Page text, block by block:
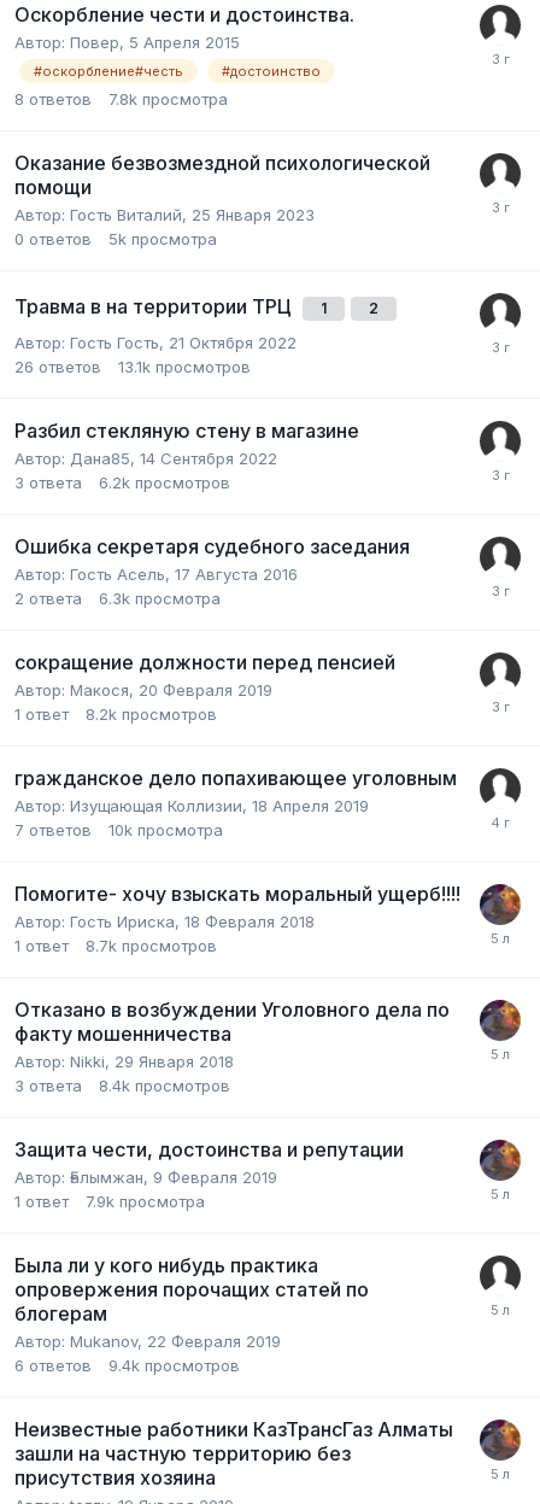
Оскорбление чести и достоинства.
Автор: Повер, 5 Апреля 2015
#оскорбление#честь #достоинство
8 ответов 7.8k просмотра
Оказание безвозмездной психологической
помощи
Автор: Гость Виталий, 25 Января 2023
0 ответов 5k просмотра
Травма в на территории ТРЦ 1 2
Автор: Гость Гость, 21 Октября 2022
26 ответов 13.1k просмотров
Разбил стекляную стену в магазине
Автор: Дана85, 14 Сентября 2022
3 ответа 6.2k просмотров
Ошибка секретаря судебного заседания
Автор: Гость Асель, 17 Августа 2016
2 ответа 6.3k просмотра
сокращение должности перед пенсией
Автор: Макося, 20 Февраля 2019
1 ответ 8.2k просмотров
гражданское дело попахивающее уголовным
Автор: Изущающая Коллизии, 18 Апреля 2019
7 ответов 10k просмотра
Помогите- хочу взыскать моральный ущерб!!!!
Автор: Гость Ириска, 18 Февраля 2018
1 ответ 8.7k просмотров
Отказано в возбуждении Уголовного дела по
факту мошенничества
Автор: Nikki, 29 Января 2018
3 ответа 8.4k просмотров
Защита чести, достоинства и репутации
Автор: Ғалымжан, 9 Февраля 2019
1 ответ 7.9k просмотра
Была ли у кого нибудь практика
опровержения порочащих статей по
блогерам
Автор: Mukanov, 22 Февраля 2019
6 ответов 9.4k просмотров
Неизвестные работники КазТрансГаз Алматы
зашли на частную территорию без
присутствия хозяина